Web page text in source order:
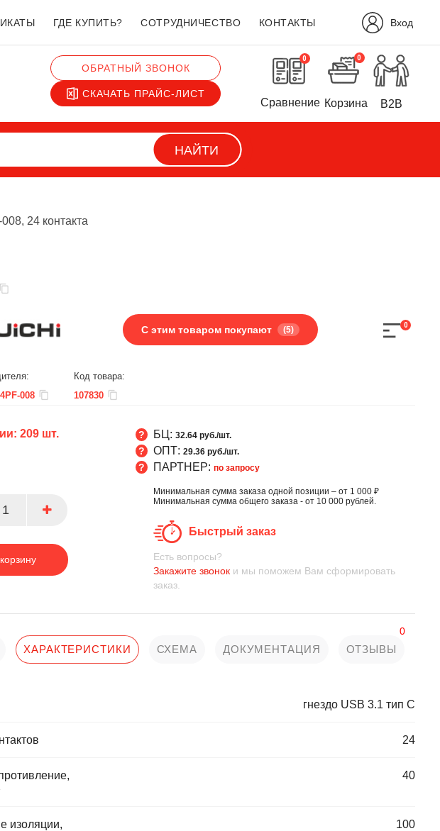
ГДЕ КУПИТЬ? СОТРУДНИЧЕСТВО КОНТАКТЫ Вход
ОБРАТНЫЙ ЗВОНОК
СКАЧАТЬ ПРАЙС-ЛИСТ
0
Сравнение
0
Корзина B2B
НАЙТИ
24 контакта
С этим товаром покупают (5) 0
008
Код товара:
107830
209шт. БЦ: 32.64 руб./шт.
ОПТ: 29.36 руб./шт.
ПАРТНЕР: по запросу
Минимальная сумма заказа одной позиции – от 1 000 ₽
Минимальная сумма общего заказа - от 10 000 рублей.
Быстрый заказ
Есть вопросы?
Закажите звоноки мы поможем Вам сформировать
заказ.
ХАРАКТЕРИСТИКИ СХЕМА ДОКУМЕНТАЦИЯ ОТЗЫВЫ
0
гнездо USB 3.1 тип С
24
40
изоляции,
100